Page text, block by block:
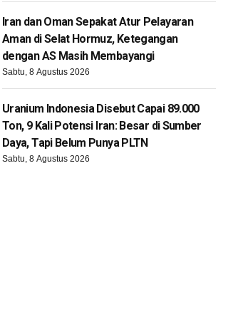
Iran dan Oman Sepakat Atur Pelayaran
Aman di Selat Hormuz, Ketegangan
dengan AS Masih Membayangi
Sabtu, 8 Agustus 2026
Uranium Indonesia Disebut Capai 89.000
Ton, 9 Kali Potensi Iran: Besar di Sumber
Daya, Tapi Belum Punya PLTN
Sabtu, 8 Agustus 2026